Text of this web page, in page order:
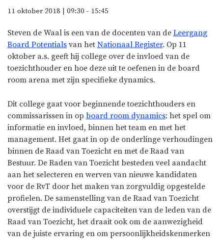
11 oktober 2018 | 09:30 - 15:45
Steven de Waal is een van de docenten van de Leergang
Board Potentials van het Nationaal Register. Op 11
oktober a.s. geeft hij college over de invloed van de
toezichthouder en hoe deze uit te oefenen in de board
room arena met zijn specifieke dynamics.
Dit college gaat voor beginnende toezichthouders en
commissarissen in op board room dynamics: het spel om
informatie en invloed, binnen het team en met het
management. Het gaat in op de onderlinge verhoudingen
binnen de Raad van Toezicht en met de Raad van
Bestuur. De Raden van Toezicht besteden veel aandacht
aan het selecteren en werven van nieuwe kandidaten
voor de RvT door het maken van zorgvuldig opgestelde
profielen. De samenstelling van de Raad van Toezicht
overstijgt de individuele capaciteiten van de leden van de
Raad van Toezicht, het draait ook om de aanwezigheid
van de juiste ervaring en om persoonlijkheidskenmerken